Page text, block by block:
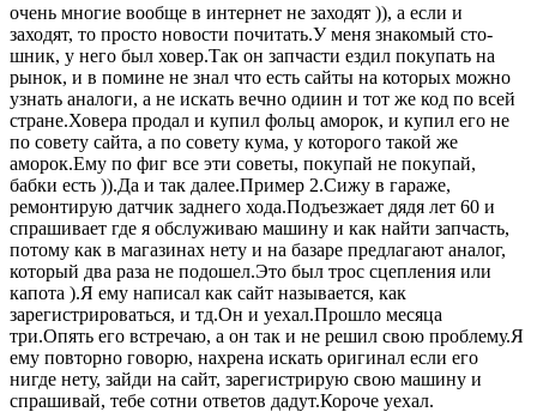
очень многие вообще в интернет не заходят )), а если и
заходят, то просто новости почитать.У меня знакомый сто-
шник, у него был ховер.Так он запчасти ездил покупать на
рынок, и в помине не знал что есть сайты на которых можно
узнать аналоги, а не искать вечно одиин и тот же код по всей
стране.Ховера продал и купил фольц аморок, и купил его не
по совету сайта, а по совету кума, у которого такой же
аморок.Ему по фиг все эти советы, покупай не покупай,
бабки есть )).Да и так далее.Пример 2.Сижу в гараже,
ремонтирую датчик заднего хода.Подъезжает дядя лет 60 и
спрашивает где я обслуживаю машину и как найти запчасть,
потому как в магазинах нету и на базаре предлагают аналог,
который два раза не подошел.Это был трос сцепления или
капота ).Я ему написал как сайт называется, как
зарегистрироваться, и тд.Он и уехал.Прошло месяца
три.Опять его встречаю, а он так и не решил свою проблему.Я
ему повторно говорю, нахрена искать оригинал если его
нигде нету, зайди на сайт, зарегистрирую свою машину и
спрашивай, тебе сотни ответов дадут.Короче уехал.